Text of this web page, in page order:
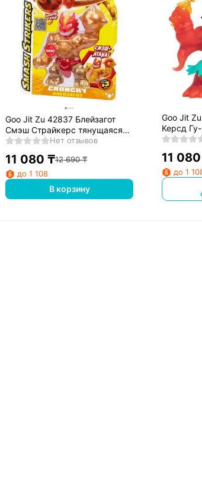
Goo Jit Zu 42837 Блейзагот
Смэш Страйкерс тянущаяся
фигурка
Нет отзывов
11 080 ₸12 690₸
до 1 108
В корзину
Goo Jit
Керсд
фигурка
11 080
до 1